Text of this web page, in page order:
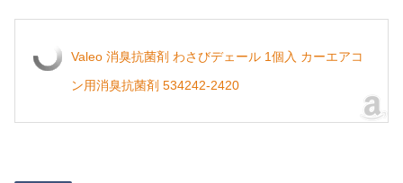
Valeo 消臭抗菌剤 わさびデェール 1個入 カーエアコ
ン用消臭抗菌剤 534242-2420